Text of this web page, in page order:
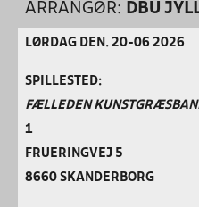
ARRANGØR: DBU
LØRDAG DEN. 20-06 2026
SPILLESTED:
FÆLLEDEN
1
FRUERINGVEJ 5
8660 SKANDERBORG